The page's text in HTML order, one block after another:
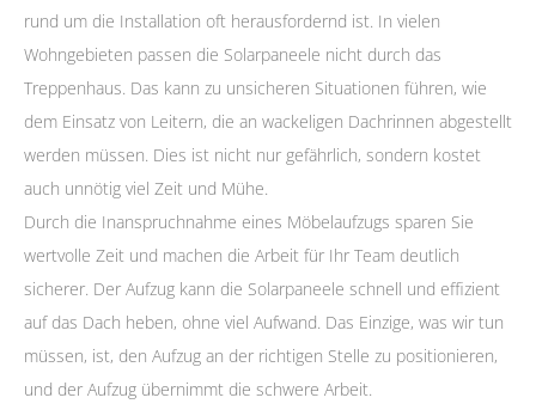
rund um die Installation oft herausfordernd ist. In vielen
Wohngebieten passen die Solarpaneele nicht durch das
Treppenhaus. Das kann zu unsicheren Situationen führen, wie
dem Einsatz von Leitern, die an wackeligen Dachrinnen abgestellt
werden müssen. Dies ist nicht nur gefährlich, sondern kostet
auch unnötig viel Zeit und Mühe.
Durch die Inanspruchnahme eines Möbelaufzugs sparen Sie
wertvolle Zeit und machen die Arbeit für Ihr Team deutlich
sicherer. Der Aufzug kann die Solarpaneele schnell und effizient
auf das Dach heben, ohne viel Aufwand. Das Einzige, was wir tun
müssen, ist, den Aufzug an der richtigen Stelle zu positionieren,
und der Aufzug übernimmt die schwere Arbeit.